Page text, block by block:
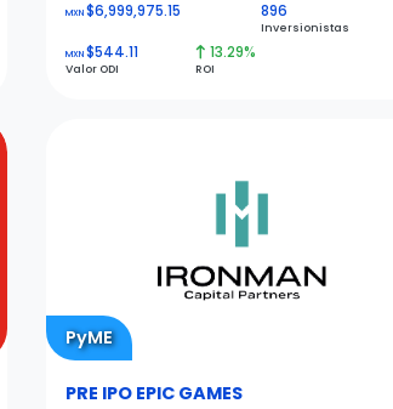
MXN$6,999,975.15 896
Inversionistas
MXN$544.11
Valor ODI
13.29%
ROI
PyME
PRE IPO EPIC GAMES